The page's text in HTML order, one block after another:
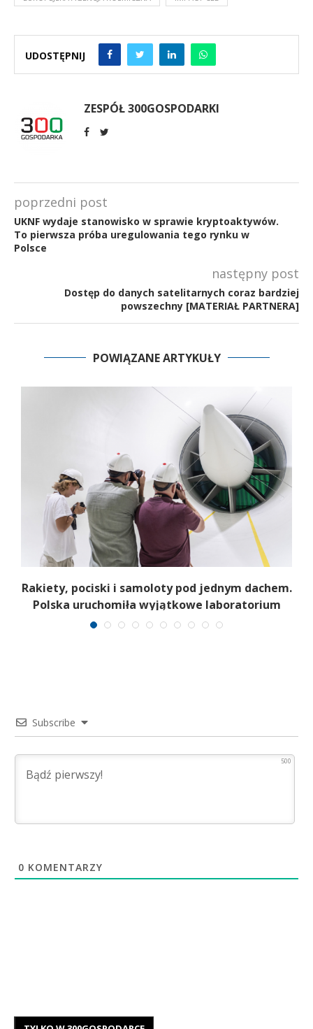
UDOSTĘPNIJ
ZESPÓŁ 300GOSPODARKI
poprzedni post
UKNF wydaje stanowisko w sprawie kryptoaktywów.
To pierwsza próba uregulowania tego rynku w
Polsce
następny post
Dostęp do danych satelitarnych coraz bardziej
powszechny [MATERIAŁ PARTNERA]
POWIĄZANE ARTYKUŁY
Rakiety, pociski i samoloty pod jednym dachem.
Polska uruchomiła wyjątkowe laboratorium
Subscribe
500
0 KOMENTARZY